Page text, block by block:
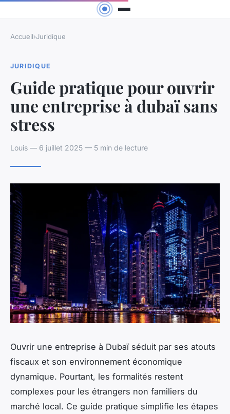
Accueil›Juridique
JURIDIQUE
Guide pratique pour ouvrir
une entreprise à dubaï sans
stress
Louis — 6 juillet 2025 — 5 min de lecture
Ouvrir une entreprise à Dubaï séduit par ses atouts
fiscaux et son environnement économique
dynamique. Pourtant, les formalités restent
complexes pour les étrangers non familiers du
marché local. Ce guide pratique simplifie les étapes